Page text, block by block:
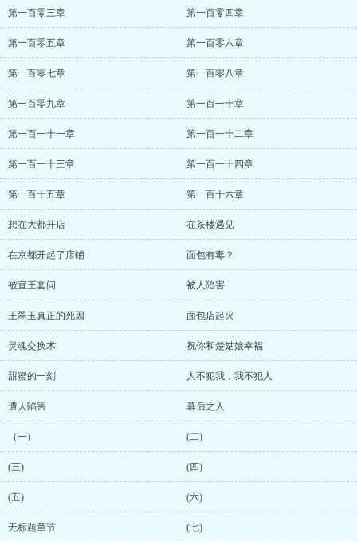
第一百零三章 第一百零四章
第一百零五章 第一百零六章
第一百零七章 第一百零八章
第一百零九章 第一百一十章
第一百一十一章 第一百一十二章
第一百一十三章 第一百一十四章
第一百十五章 第一百十六章
想在大都开店 在茶楼遇见
在京都开起了店铺 面包有毒？
被宣王套问 被人陷害
王翠玉真正的死因 面包店起火
灵魂交换术 祝你和楚姑娘幸福
甜蜜的一刻 人不犯我，我不犯人
遭人陷害 幕后之人
（一） (二)
(三) (四)
(五) (六)
无标题章节 (七)